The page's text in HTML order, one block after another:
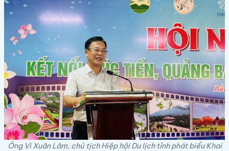
Ông Vi Xuân Lâm, chủ tịch Hiệp hội Du lịch tỉnh phát biểu Khai